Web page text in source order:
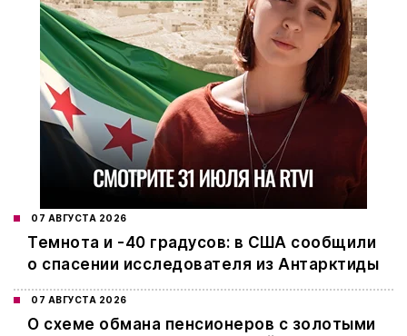
07 АВГУСТА 2026
Темнота и -40 градусов: в США сообщили
о спасении исследователя из Антарктиды
07 АВГУСТА 2026
О схеме обмана пенсионеров с золотыми